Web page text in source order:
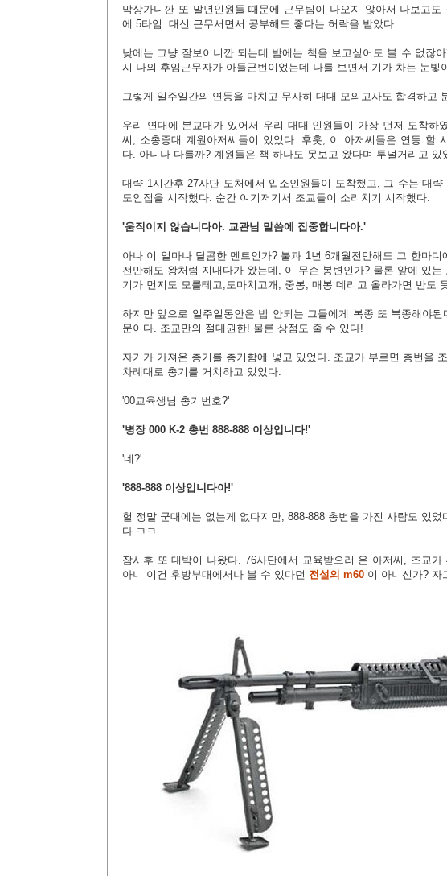
막상가니깐 또 말년인원들 때문에 근무팀이 나오지 않아서 나보고
에 5타임. 대신 근무서면서 공부해도 좋다는 허락을 받았다.
낮에는 그냥 잘보이니깐 되는데 밤에는 책을 보고싶어도 볼 수 없잖
시 나의 후임근무자가 아들군번이었는데 나를 보면서 기가 차는 눈빛
그렇게 일주일간의 연등을 마치고 무사히 대대 모의고사도 합격하고
우리 연대에 분교대 가 있어서 우리 대대 인원들이 가장 먼저 도착하
씨, 소총중대 계원아저씨들이 있었다. 후훗, 이 아저씨들은 연등 할
다. 아니나 다를까? 계원들은 책 하나도 못보고 왔다며 투덜거리고 있
대략 1시간후 27사단 도처에서 입소인원들이 도착했고, 그 수는 대
도인접을 시작했다. 순간 여기저기서 조교들이 소리치기 시작했다.
'움직이지 않습니다아. 교관님 말씀에 집중합니다아.'
아나 이 얼마나 달콤한 멘트인가? 불과 1년 6개월전만해도 그 한마
전만해도 왕처럼 지내다가 왔는데, 이 무슨 봉변인가? 물론 앞에 있
기가 먼지도 모를테고,도마치고개, 중봉, 매봉 데리고 올라가면 반도
하지만 앞으로 일주일동안은 밥 안되는 그들에게 복종 또 복종해야
문이다. 조교만의 절대권한! 물론 상점도 줄 수 있다!
자기가 가져온 총기를 총기함에 넣고 있었다. 조교가 부르면 총번을
차례대로 총기를 거치하고 있었다.
'00교육생님 총기번호?'
'병장 000 K-2 총번 888-888 이상입니다!'
'네?'
'888-888 이상입니다아!'
헐 정말 군대에는 없는게 없다지만, 888-888 총번을 가진 사람도 있
다 ㅋㅋ
잠시후 또 대박이 나왔다. 76사단에서 교육받으러 온 아저씨, 조교
아니 이 건 후방부대에서나 볼 수 있다던 전설의 m60 이 아니신가? 자